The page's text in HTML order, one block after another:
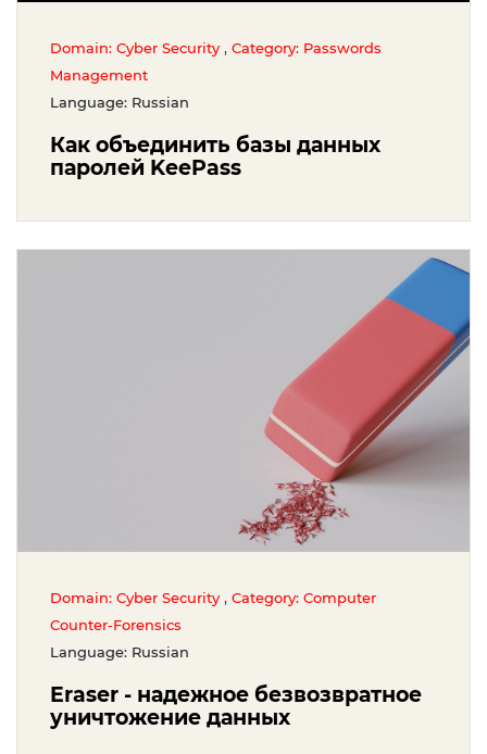
Domain: Cyber Security , Category: Passwords
Management
Language: Russian
Как объединить базы данных
паролей KeePass
Domain: Cyber Security , Category: Computer
Counter-Forensics
Language: Russian
Eraser - надежное безвозвратное
уничтожение данных